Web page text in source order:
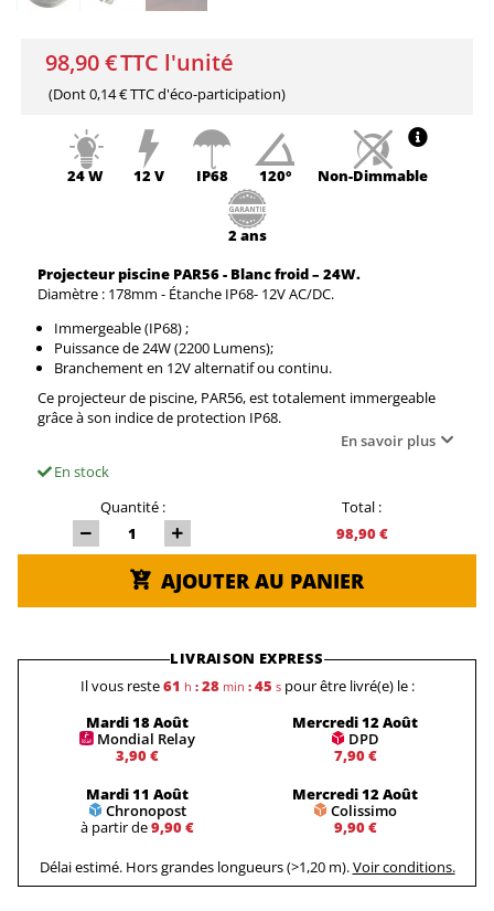
98,90 €TTC l'unité
(Dont0,14 € TTCd'éco-participation)
24 W 12 V IP68 120° Non-Dimmable
2 ans
Projecteur piscine PAR56 - Blanc froid – 24W.
Diamètre : 178mm - Étanche IP68- 12V AC/DC.
Immergeable (IP68) ;
Puissance de 24W (2200 Lumens);
Branchement en 12V alternatif ou continu.
Ce projecteur de piscine, PAR56, est totalement immergeable
grâce à son indice de protection IP68.
En savoir plus
En stock
Quantité :
Total :
98,90 €
AJOUTER AU PANIER
LIVRAISON EXPRESS
Il vous reste61 h : 28min : 45 s pour être livré(e) le :
Mardi 18 Août
Mondial Relay
3,90 €
Mercredi 12 Août
DPD
7,90 €
Mardi 11 Août
Chronopost
à partir de9,90 €
Mercredi 12 Août
Colissimo
9,90 €
Délai estimé. Hors grandes longueurs (>1,20 m).Voir conditions.